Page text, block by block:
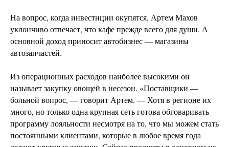
На вопрос, когда инвестиции окупятся, Артем Махов
уклончиво отвечает, что кафе прежде всего для души. А
основной доход приносит автобизнес — магазины
автозапчастей.
Из операционных расходов наиболее высокими он
называет закупку овощей в несезон. «Поставщики —
больной вопрос, — говорит Артем. — Хотя в регионе их
много, но только одна крупная сеть готова обговаривать
программу лояльности несмотря на то, что мы можем стать
постоянными клиентами, которые в любое время года